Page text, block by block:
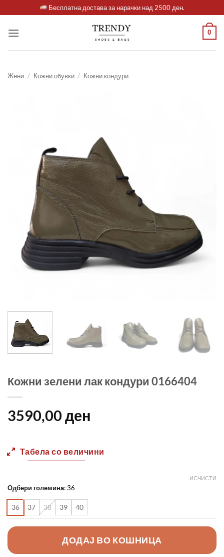
to
content
Бесплатна достава за нарачки над 2500 ден.
0
Жени / Кожни обувки / Кожни кондури
Кожни зелени лак кондури 0166404
3590,00 ден
Табела со величини
Одбери големина:36
36 37 38 39 40
ИСЧИСТИ
ДОДАЈ ВО КОШНИЦА